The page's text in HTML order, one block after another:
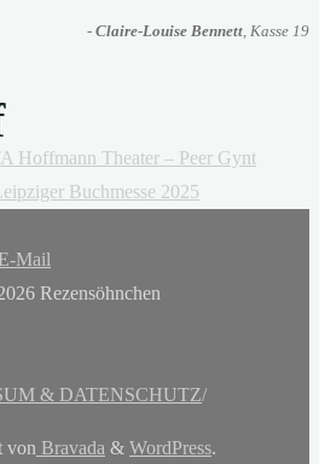
- Claire-Louise Bennett, Kasse 19
Hoffmann Theater – Peer Gynt
Buchmesse 2025
E-Mail
Rezensöhnchen
& DATENSCHUTZ/
von Bravada & WordPress.